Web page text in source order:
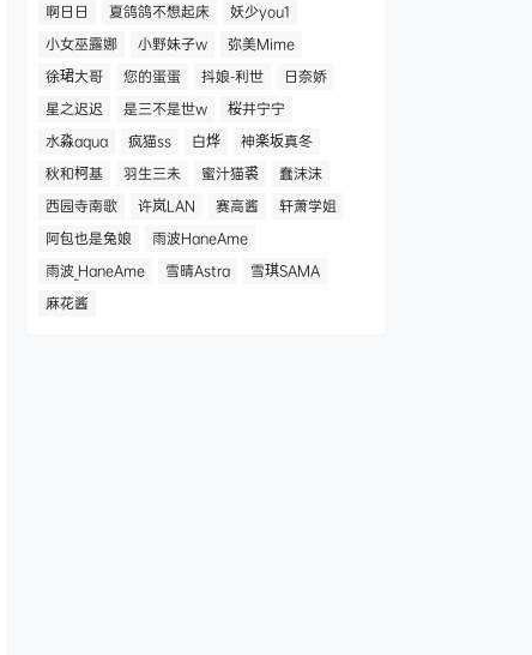
啊日日
夏鸽鸽不想起床
妖少you1
小女巫露娜
小野妹子w
弥美Mime
徐珺大哥
您的蛋蛋 抖娘-利世
日奈娇
星之迟迟
是三不是世w
桜井宁宁
水淼aqua
疯猫ss 白烨
神楽坂真冬
秋和柯基
羽生三未 蜜汁猫裘
蠢沫沫
西园寺南歌
许岚LAN 赛高酱
轩萧学姐
阿包也是兔娘
雨波HaneAme
雨波_HaneAme
雪晴Astra
雪琪SAMA
麻花酱